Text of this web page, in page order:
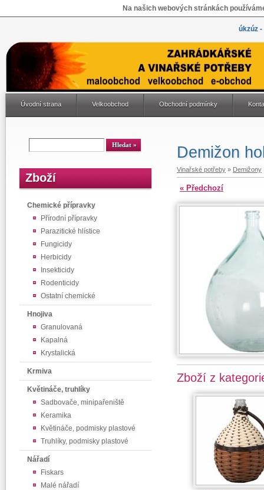
Na našich webových stránkách
úkzúz
Úvodní strana Velkoobchod Obchodní podmínky
Zboží
Chemické přípravky
Přírodní přípravky
Parazitické hlístice
Fungicidy
Herbicidy
Insekticidy
Rodenticidy
Ostatní chemické
Hnojiva
Granulovaná
Kapalná
Krystalická
Krmiva
Květináče, truhlíky
Sadbovače, minipařeniště
Keramika
Květináče, podmisky plastové
Truhlíky, podmisky plastové
Nářadí
Fiskars
Malé nářadí
Demižon
Vinařské potřeby » Demižony
« Předchozí
Zboží z